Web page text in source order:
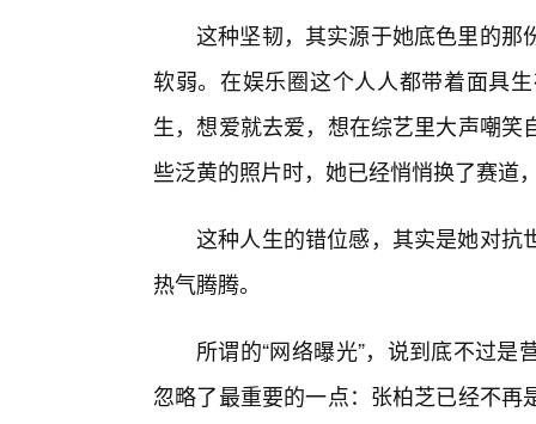
这种坚韧，其实源于她底色里的那
软弱。在娱乐圈这个人人都带着面具
生，想爱就去爱，想在综艺里大声嘲
些泛黄的照片时，她已经悄悄换了赛道
这种人生的错位感，其实是她对抗
热气腾腾。
所谓的“网络曝光”，说到底不过
忽略了最重要的一点：张柏芝已经不